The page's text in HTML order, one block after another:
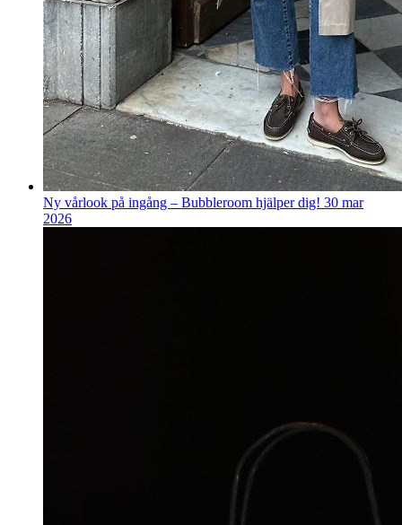
Ny vårlook på ingång – Bubbleroom hjälper dig! 30 mar
2026